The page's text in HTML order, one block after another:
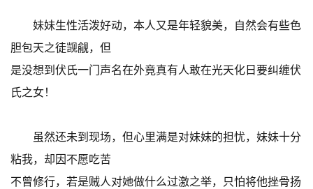
妹妹生性活泼好动，本人又是年轻貌美，自然会有些色
胆包天之徒觊觎，但
是没想到伏氏一门声名在外竟真有人敢在光天化日要纠缠伏
氏之女！
虽然还未到现场，但心里满是对妹妹的担忧，妹妹十分
粘我，却因不愿吃苦
不曾修行，若是贼人对她做什么过激之举，只怕将他挫骨扬